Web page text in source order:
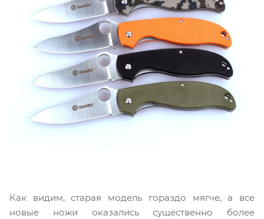
Как видим, старая модель гораздо мягче, а все
новые ножи оказались существенно более